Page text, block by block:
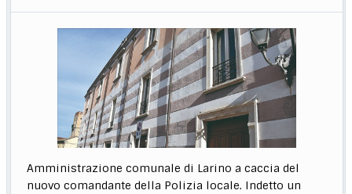
Amministrazione comunale di Larino a caccia del
nuovo comandante della Polizia locale. Indetto un